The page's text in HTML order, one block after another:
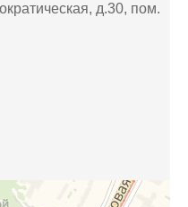
д.30, пом.